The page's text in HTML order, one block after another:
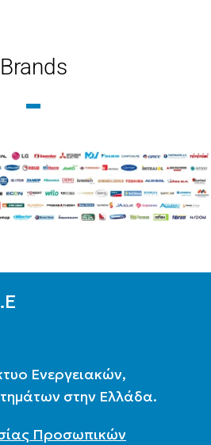
,
ΤΎΠΟΣ ΒΡΌΓΧΟΥ
Δίστηλο ,Μονόστηλο ,
Τρίστηλο
Brands
Ενεργειακών,
στην Ελλάδα.
Προσωπικών